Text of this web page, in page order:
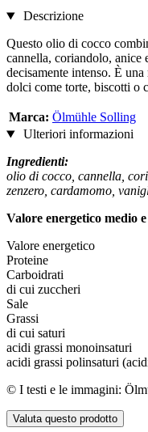
Descrizione
Questo olio di cocco
cannella, coriandolo, anice
decisamente intenso. È
dolci come torte, biscotti o
Marca: Ölmühle Solling
Ulteriori informazioni
Ingredienti:
olio di cocco, cannella,
zenzero, cardamomo,
Valore energetico medio
Valore energetico
Proteine
Carboidrati
di cui zuccheri
Sale
Grassi
di cui saturi
acidi grassi monoinsaturi
acidi grassi polinsaturi
© I testi e le immagini:
Valuta questo prodotto